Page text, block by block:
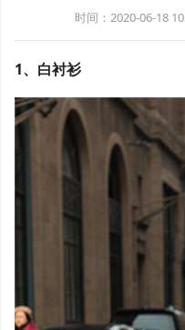
时间：2020-06-18
1、白衬衫